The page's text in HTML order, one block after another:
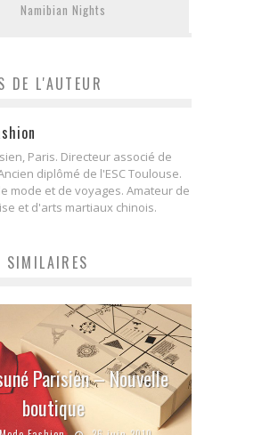
Namibian Nights
DE L'AUTEUR
Paris. Directeur associé de
diplômé de l'ESC Toulouse.
mode et de voyages. Amateur de
et d'arts martiaux chinois.
SIMILAIRES
Parisien – Nouvelle
boutique